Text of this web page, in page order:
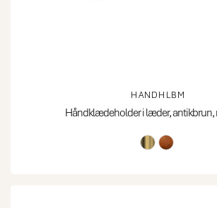
HANDHLBM
Håndklædeholder i læder, antikbrun,